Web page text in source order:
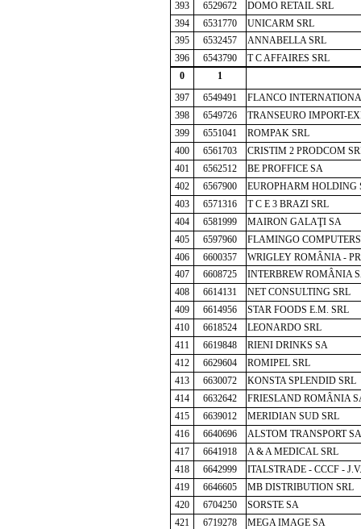
393 6529672
DOMO RETAIL SRL
394
6531770
UNICARM SRL
395
6532457
ANNABELLA SRL
396
6543790
T C AFFAIRES SRL
0
1
397
6549491
FLANCO
398
6549726
TRANSEURO IMPORT-
399
6551041
ROMPAK SRL
400
6561703
CRISTIM 2 PRODCOM
401
6562512
BE PROFFICE SA
402
6567900
EUROPHARM HOLDING
403
6571316
T C E 3 BRAZI SRL
404
6581999
MAIRON GALAŢI SA
405
6597960
FLAMINGO
406
6600357
WRIGLEY ROMÂNIA -
407
6608725
INTERBREW ROMÂNIA
408
6614131
NET CONSULTING SRL
409
6614956
STAR FOODS E.M. SRL
410
6618524
LEONARDO SRL
411
6619848
RIENI DRINKS SA
412
6629604
ROMIPEL SRL
413
6630072
KONSTA SPLENDID SRL
414
6632642
FRIESLAND ROMÂNIA
415
6639012
MERIDIAN SUD SRL
416
6640696
ALSTOM TRANSPORT SA
417
6641918
A & A MEDICAL SRL
418
6642999
ITALSTRADE - CCCF -
419
6646605
MB DISTRIBUTION SRL
420
6704250
SORSTE SA
421
6719278
MEGA IMAGE SA